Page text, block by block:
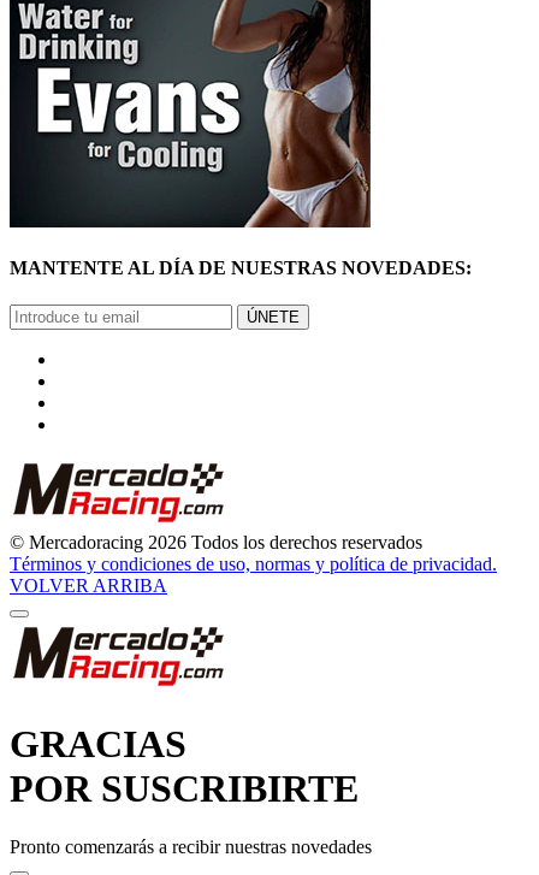
MANTENTE AL DÍA DE NUESTRAS NOVEDADES:
ÚNETE
© Mercadoracing 2026 Todos los derechos reservados
Términos y condiciones de uso, normas y política de privacidad.
VOLVER ARRIBA
GRACIAS
POR SUSCRIBIRTE
Pronto comenzarás a recibir nuestras novedades